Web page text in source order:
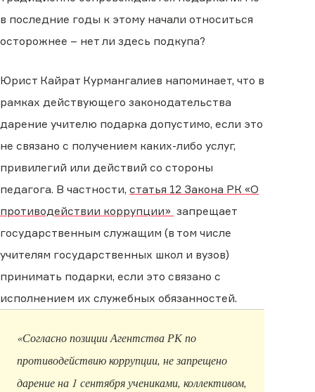
в последние годы к этому начали относиться
осторожнее – нет ли здесь подкупа?
Юрист Кайрат Курмангалиев напоминает, что в
рамках действующего законодательства
дарение учителю подарка допустимо, если это
не связано с получением каких-либо услуг,
привилегий или действий со стороны
педагога. В частности, статья 12 Закона РК «О
противодействии коррупции» запрещает
государственным служащим (в том числе
учителям государственных школ и вузов)
принимать подарки, если это связано с
исполнением их служебных обязанностей.
«Согласно позиции Агентства РК по
противодействию коррупции, не запрещено
дарение на 1 сентября учениками, коллективом,